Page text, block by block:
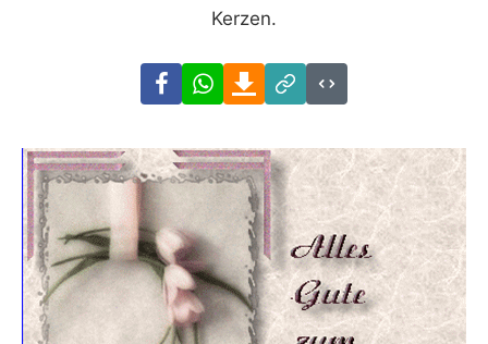
Kerzen.
FacebookWhatsAppDownload
Link
Code